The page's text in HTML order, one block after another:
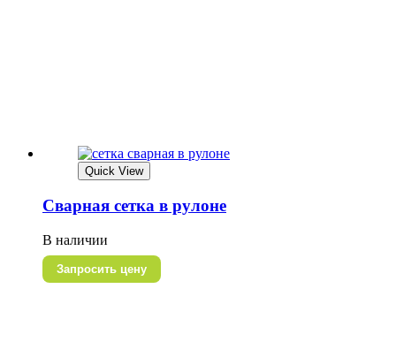
Quick View
Сварная сетка в рулоне
В наличии
Запросить цену